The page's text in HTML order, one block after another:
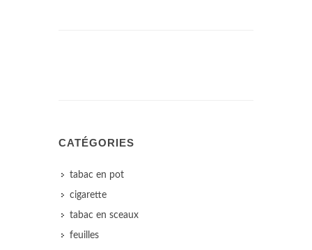
CATÉGORIES
tabac en pot
cigarette
tabac en sceaux
feuilles